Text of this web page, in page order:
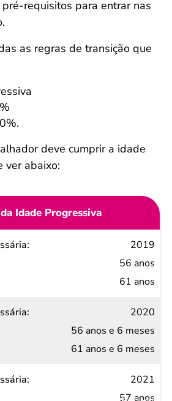
requisitos para entrar nas
as regras de transição que
deve cumprir a idade
ver abaixo:
Idade Progressiva
2019
56 anos
61 anos
2020
56 anos e 6 meses
61 anos e 6 meses
2021
57 anos